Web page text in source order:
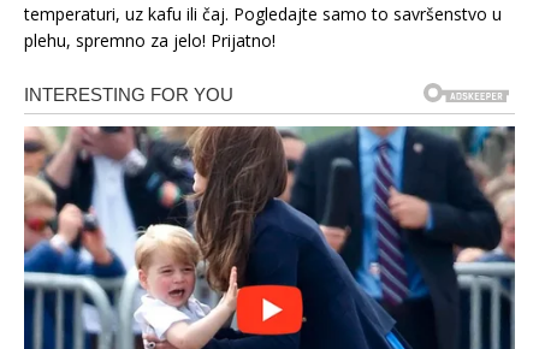
temperaturi, uz kafu ili čaj. Pogledajte samo to savršenstvo u
plehu, spremno za jelo! Prijatno!